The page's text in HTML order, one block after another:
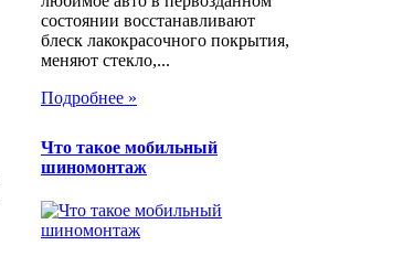
состоянии восстанавливают
блеск лакокрасочного покрытия,
меняют стекло,...
Подробнее »
Что такое мобильный
шиномонтаж